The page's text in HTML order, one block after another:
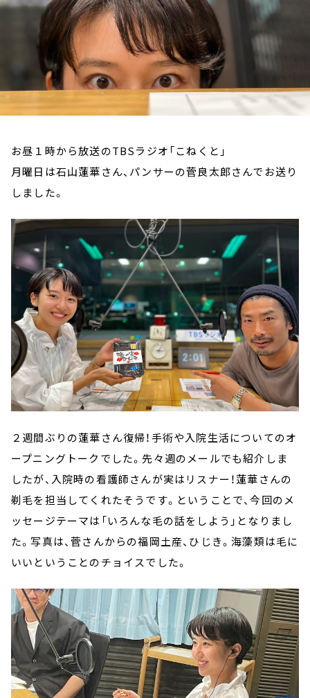
お昼１時から放送のTBSラジオ「こねくと」
月曜日は石山蓮華さん、パンサーの菅良太郎さんでお送り
しました。
２週間ぶりの蓮華さん復帰！手術や入院生活についてのオ
ープニングトークでした。先々週のメールでも紹介しま
したが、入院時の看護師さんが実はリスナー！蓮華さんの
剃毛を担当してくれたそうです。ということで、今回のメ
ッセージテーマは「いろんな毛の話をしよう」となりまし
た。写真は、菅さんからの福岡土産、ひじき。海藻類は毛に
いいということのチョイスでした。